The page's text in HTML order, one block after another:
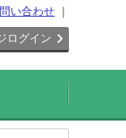
い合わせ
ログイン